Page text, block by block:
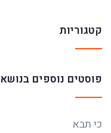
קטגוריות
פוסטים נוספים בנושא
כי תבא